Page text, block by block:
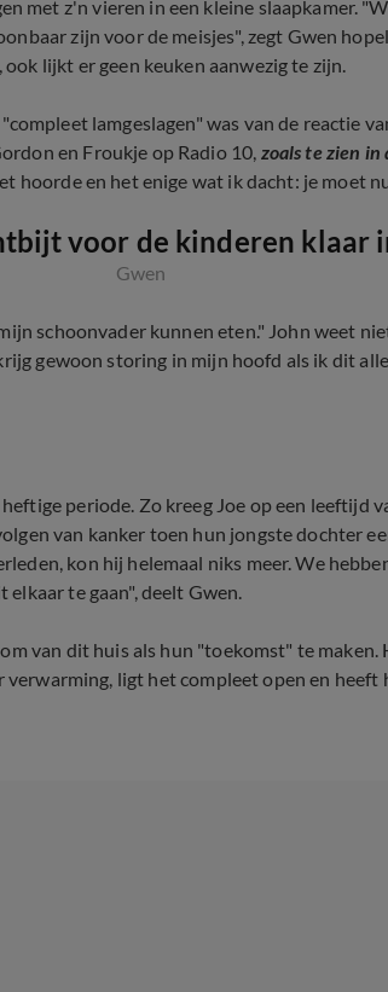
met z'n vieren in een kleine slaapkamer.
zijn voor de meisjes", zegt Gwen
lijkt er geen keuken aanwezig te zijn.
lamgeslagen" was van de reactie
en Froukje op Radio 10, zoals te zien
hoorde en het enige wat ik dacht: je moet
voor de kinderen klaar
Gwen
schoonvader kunnen eten." John weet
gewoon storing in mijn hoofd als ik dit
periode. Zo kreeg Joe op een leeftijd
van kanker toen hun jongste dochter
kon hij helemaal niks meer. We
elkaar te gaan", deelt Gwen.
van dit huis als hun "toekomst" te maken.
ligt het compleet open en heeft